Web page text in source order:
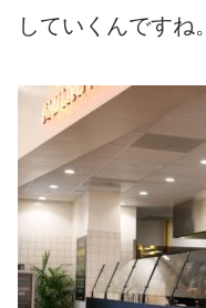
していくんですね。